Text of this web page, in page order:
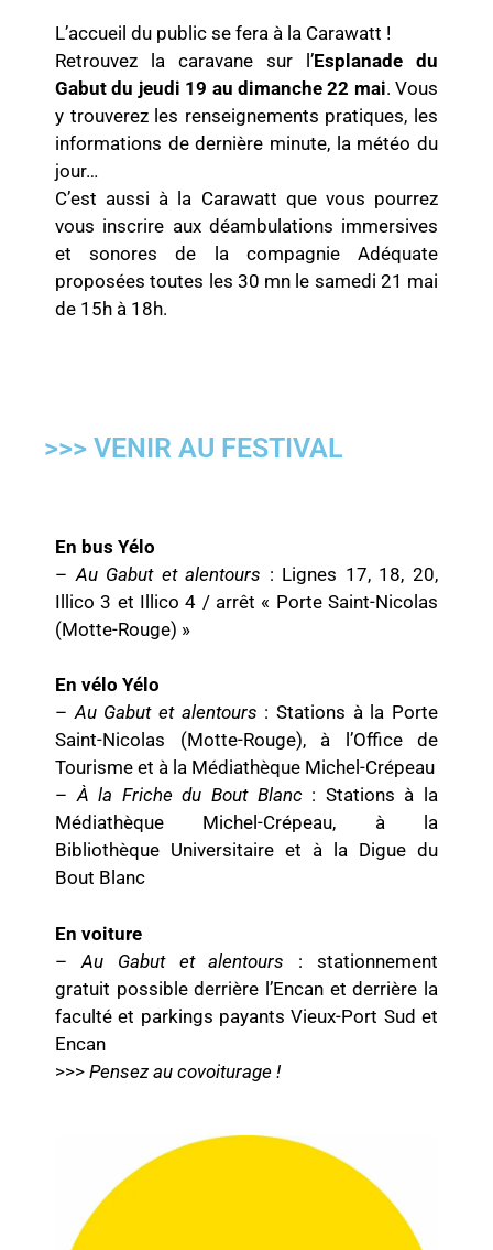
L’accueil du public se fera à la Carawatt !
Retrouvez la caravane sur l’Esplanade du
Gabut du jeudi 19 au dimanche 22 mai. Vous
y trouverez les renseignements pratiques, les
informations de dernière minute, la météo du
jour…
C’est aussi à la Carawatt que vous pourrez
vous inscrire aux déambulations immersives
et sonores de la compagnie Adéquate
proposées toutes les 30 mn le samedi 21 mai
de 15h à 18h.
>>> VENIR AU FESTIVAL
En bus Yélo
– Au Gabut et alentours : Lignes 17, 18, 20,
Illico 3 et Illico 4 / arrêt « Porte Saint-Nicolas
(Motte-Rouge) »
En vélo Yélo
–Au Gabut et alentours : Stations à la Porte
Saint-Nicolas (Motte-Rouge), à l’Office de
Tourisme et à la Médiathèque Michel-Crépeau
–À la Friche du Bout Blanc: Stations à la
Médiathèque Michel-Crépeau, à la
Bibliothèque Universitaire et à la Digue du
Bout Blanc
En voiture
– Au Gabut et alentours : stationnement
gratuit possible derrière l’Encan et derrière la
faculté et parkings payants Vieux-Port Sud et
Encan
>>> Pensez au covoiturage !